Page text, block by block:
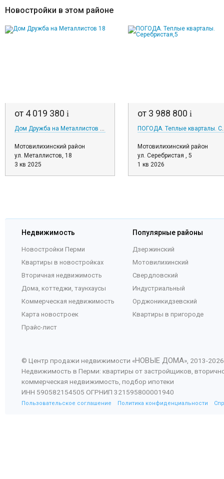
Новостройки в этом районе
от 4 019 380 i
Дом Дружба на Металлистов 18
Мотовилихинский район
ул. Металлистов, 18
3 кв 2025
от 3 988 800 i
ПОГОДА.
Мотовилихинский район
ул. Серебристая , 5
1 кв 2026
Недвижимость
Новостройки Перми
Квартиры в новостройках
Вторичная недвижимость
Дома, коттеджи, таунхаусы
Коммерческая недвижимость
Карта новостроек
Прайс-лист
Популярные районы
Дзержинский
Мотовилихинский
Свердловский
Индустриальный
Орджоникидзевский
Квартиры в пригороде
© Центр продажи недвижимости «НОВЫЕ ДОМА», 2013-2026
Недвижимость в Перми: квартиры от застройщиков,
коммерческая недвижимость, подбор ипотеки
ИНН 590582154505 ОГРНИП 321595800001940
Пользовательское соглашение Политика конфиденциальности